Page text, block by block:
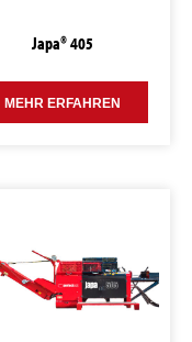
Japa® 405
MEHR ERFAHREN